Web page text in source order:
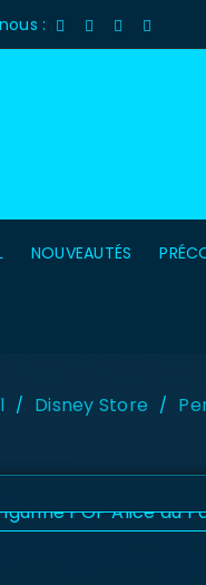
:
NOUVEAUTÉS
/ Disney Store /